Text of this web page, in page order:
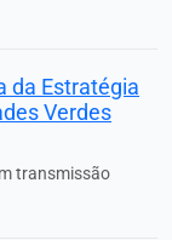
da Estratégia
Verdes
transmissão